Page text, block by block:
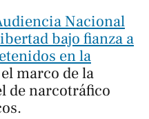
Nacional
bajo fianza a
en la
marco de la
de narcotráfico